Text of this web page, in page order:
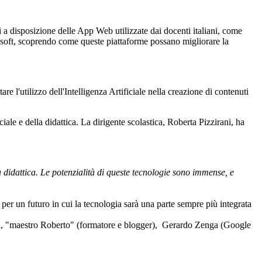
disposizione delle App Web utilizzate dai docenti italiani, come
scoprendo come queste piattaforme possano migliorare la
l'utilizzo dell'Intelligenza Artificiale nella creazione di contenuti
e della didattica. La dirigente scolastica, Roberta Pizzirani, ha
Le potenzialità di queste tecnologie sono immense, e
un futuro in cui la tecnologia sarà una parte sempre più integrata
Roberto" (formatore e blogger), Gerardo Zenga (Google